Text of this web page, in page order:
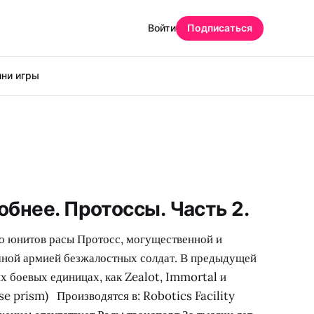
игры
Войти Подписаться
Протоссы. Часть 2.
юнитов расы Протосс, могущественной и
армией безжалостных солдат. В предыдущей
боевых единицах, как Zealot, Immortal и
prism) Производятся в: Robotics Facility